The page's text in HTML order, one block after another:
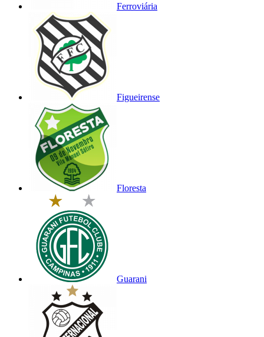
Ferroviária
Figueirense
Floresta
Guarani